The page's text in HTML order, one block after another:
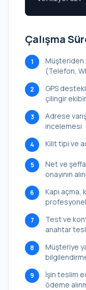
Çalışma
1
Müşteriden
(Telefon,
2
GPS
çilingir
3
Adrese
incelemesi
4 Kilit tipi ve
5
Net ve
onayının
6
Kapı açma,
7
Test ve
anahtar
8
Müşteriye
9
İşin teslim
ödeme